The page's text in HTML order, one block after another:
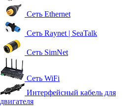
Сеть Ethernet
Сеть Raynet | SeaTalk
Сеть SimNet
Сеть WiFi
Интерфейсный кабель для
двигателя